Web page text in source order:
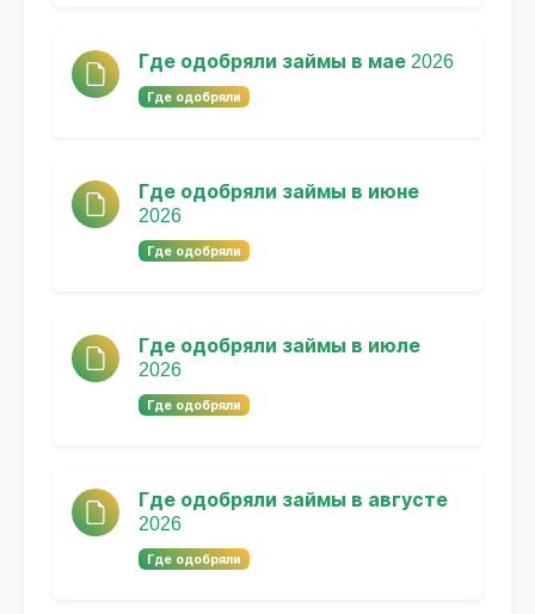
Где одобряли займы в мае 2026
Где одобряли
Где одобряли займы в июне
2026
Где одобряли
Где одобряли займы в июле
2026
Где одобряли
Где одобряли займы в августе
2026
Где одобряли